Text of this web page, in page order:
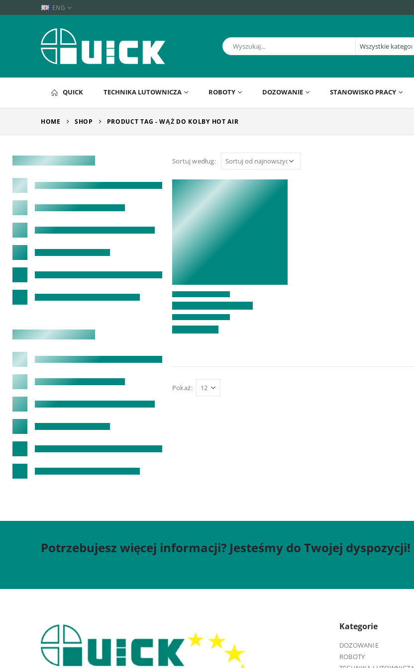
ENG
QUICK TECHNIKA LUTOWNICZA ROBOTY DOZOWANIE STANOWISKO PRACY
HOME SHOP PRODUCT TAG -WĄŻ DO KOLBY HOT AIR
Sortuj według:
Pokaż:
Potrzebujesz więcej informacji? Jesteśmy do Twojej dyspozycji!
Kategorie
DOZOWANIE
ROBOTY